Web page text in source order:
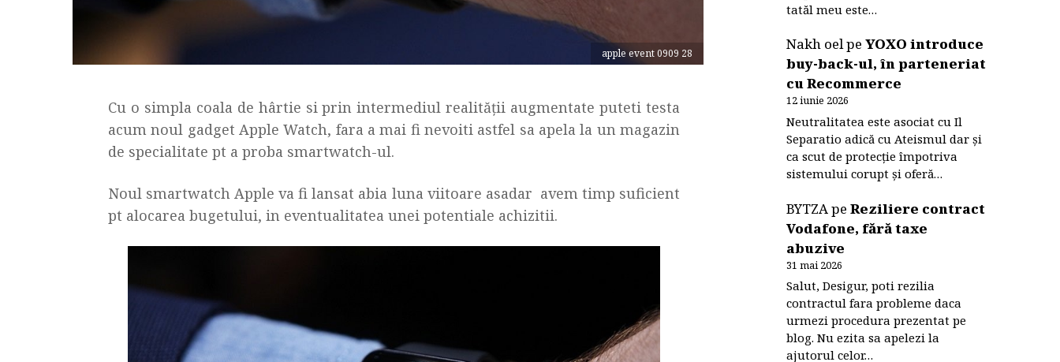
apple event 0909 28
Cu o simpla coala de hârtie si prin intermediul realităţii augmentate puteti testa
acum noul gadget Apple Watch, fara a mai fi nevoiti astfel sa apela la un magazin
de specialitate pt a proba smartwatch-ul.
Noul smartwatch Apple va fi lansat abia luna viitoare asadar avem timp suficient
pt alocarea bugetului, in eventualitatea unei potentiale achizitii.
tatăl meu este…
Nakh oelpeYOXO introduce
buy-back-ul, în parteneriat
cu Recommerce
12 iunie 2026
Neutralitatea este asociat cu Il
Separatio adică cu Ateismul dar și
ca scut de protecție împotriva
sistemului corupt și oferă…
BYTZApeReziliere contract
Vodafone, fără taxe
abuzive
31 mai 2026
Salut, Desigur, poti rezilia
contractul fara probleme daca
urmezi procedura prezentat pe
blog. Nu ezita sa apelezi la
ajutorul celor…